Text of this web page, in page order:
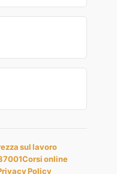
sul lavoro
Corsi online
Policy